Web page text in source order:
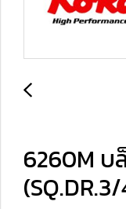
6260M บ